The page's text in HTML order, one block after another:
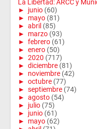
La Libertad: ARCC y
► junio (60)
► mayo (81)
► abril (85)
► marzo (93)
► febrero (61)
► enero (50)
► 2020 (717)
► diciembre (81)
► noviembre (42)
► octubre (77)
► septiembre (74)
► agosto (54)
► julio (75)
► junio (61)
► mayo (62)